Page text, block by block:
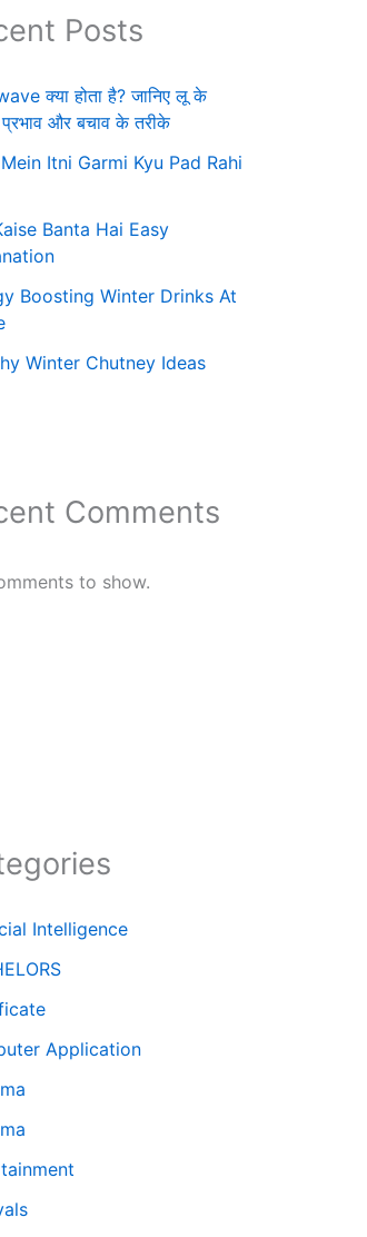
Posts
क्या होता है? जानिए लू के
और बचाव के तरीके
Itni Garmi Kyu Pad Rahi
Banta Hai Easy
Boosting Winter Drinks At
Winter Chutney Ideas
Comments
to show.
Intelligence
Application